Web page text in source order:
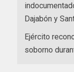
Dajabón y
Ejército
soborno